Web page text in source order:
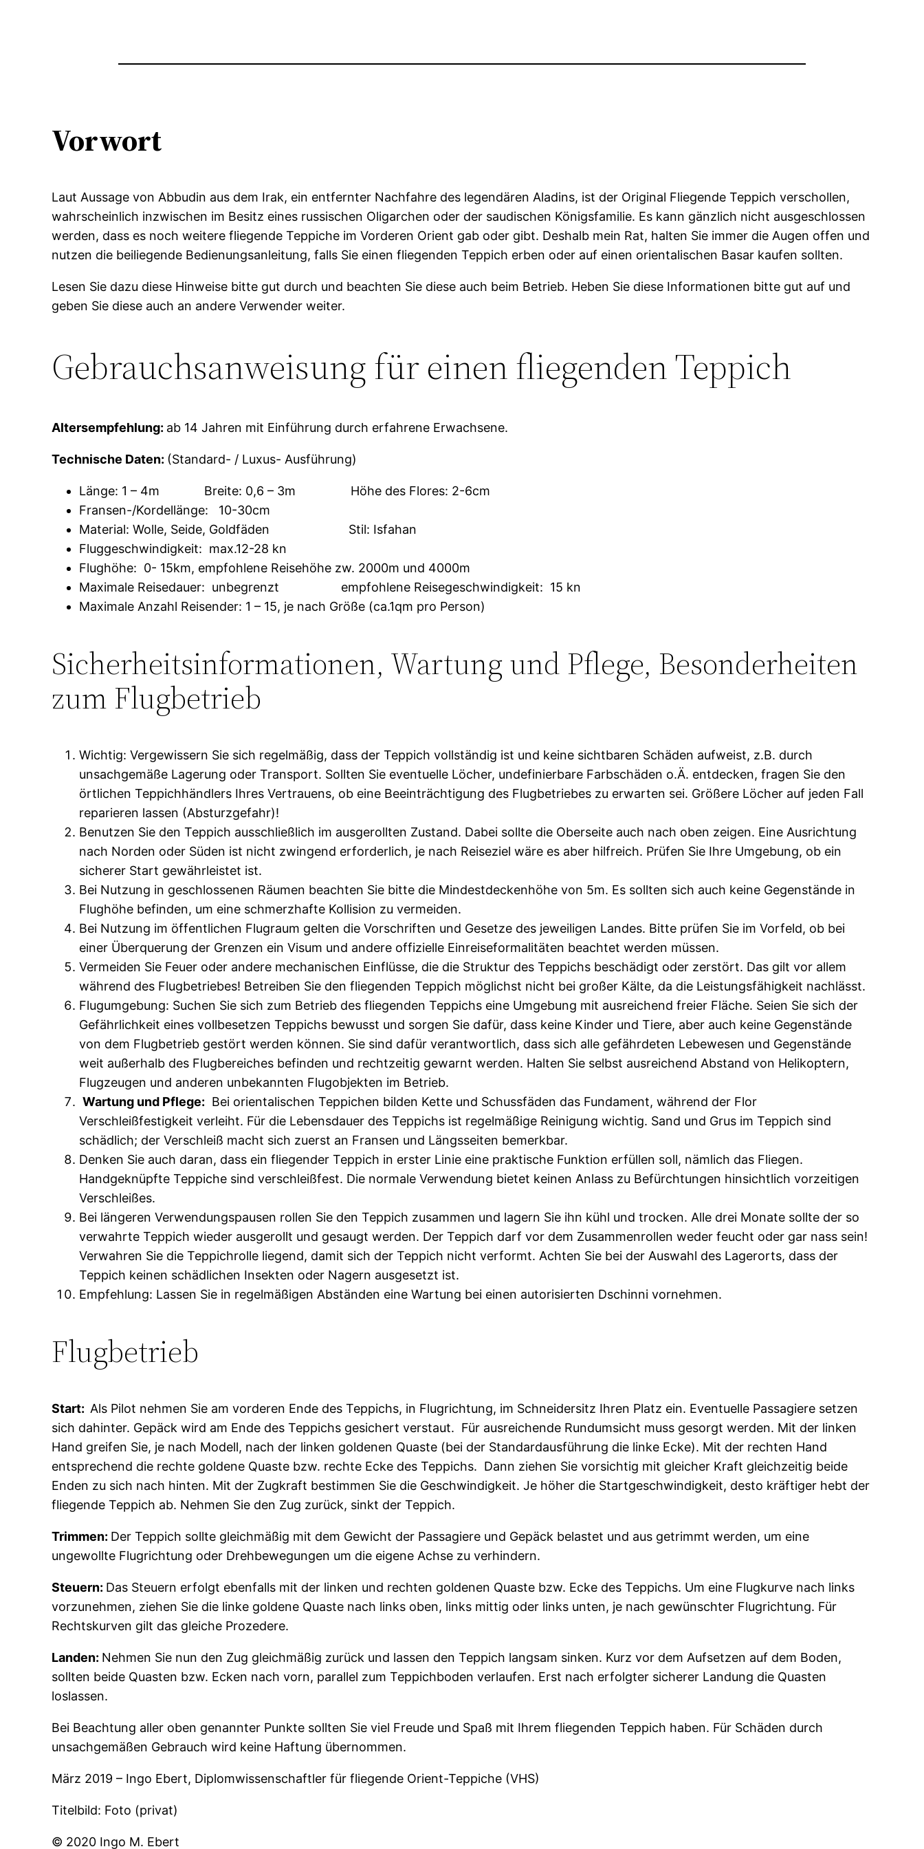
Vorwort
Laut Aussage von Abbudin aus dem Irak, ein entfernter Nachfahre des legendären Aladins, ist der Original Fliegende Teppich verschollen,
wahrscheinlich inzwischen im Besitz eines russischen Oligarchen oder der saudischen Königsfamilie. Es kann gänzlich nicht ausgeschlossen
werden, dass es noch weitere fliegende Teppiche im Vorderen Orient gab oder gibt. Deshalb mein Rat, halten Sie immer die Augen offen und
nutzen die beiliegende Bedienungsanleitung, falls Sie einen fliegenden Teppich erben oder auf einen orientalischen Basar kaufen sollten.
Lesen Sie dazu diese Hinweise bitte gut durch und beachten Sie diese auch beim Betrieb. Heben Sie diese Informationen bitte gut auf und
geben Sie diese auch an andere Verwender weiter.
Gebrauchsanweisung für einen fliegenden Teppich
Altersempfehlung: ab 14 Jahren mit Einführung durch erfahrene Erwachsene.
Technische Daten: (Standard- / Luxus- Ausführung)
Länge: 1 – 4m Breite: 0,6 – 3m Höhe des Flores: 2-6cm
Fransen-/Kordellänge: 10-30cm
Material: Wolle, Seide, Goldfäden Stil: Isfahan
Fluggeschwindigkeit: max.12-28 kn
Flughöhe: 0- 15km, empfohlene Reisehöhe zw. 2000m und 4000m
Maximale Reisedauer: unbegrenzt empfohlene Reisegeschwindigkeit: 15 kn
Maximale Anzahl Reisender: 1 – 15, je nach Größe (ca.1qm pro Person)
Sicherheitsinformationen, Wartung und Pflege, Besonderheiten
zum Flugbetrieb
Wichtig: Vergewissern Sie sich regelmäßig, dass der Teppich vollständig ist und keine sichtbaren Schäden aufweist, z.B. durch
unsachgemäße Lagerung oder Transport. Sollten Sie eventuelle Löcher, undefinierbare Farbschäden o.Ä. entdecken, fragen Sie den
örtlichen Teppichhändlers Ihres Vertrauens, ob eine Beeinträchtigung des Flugbetriebes zu erwarten sei. Größere Löcher auf jeden Fall
reparieren lassen (Absturzgefahr)!
Benutzen Sie den Teppich ausschließlich im ausgerollten Zustand. Dabei sollte die Oberseite auch nach oben zeigen. Eine Ausrichtung
nach Norden oder Süden ist nicht zwingend erforderlich, je nach Reiseziel wäre es aber hilfreich. Prüfen Sie Ihre Umgebung, ob ein
sicherer Start gewährleistet ist.
Bei Nutzung in geschlossenen Räumen beachten Sie bitte die Mindestdeckenhöhe von 5m. Es sollten sich auch keine Gegenstände in
Flughöhe befinden, um eine schmerzhafte Kollision zu vermeiden.
Bei Nutzung im öffentlichen Flugraum gelten die Vorschriften und Gesetze des jeweiligen Landes. Bitte prüfen Sie im Vorfeld, ob bei
einer Überquerung der Grenzen ein Visum und andere offizielle Einreiseformalitäten beachtet werden müssen.
Vermeiden Sie Feuer oder andere mechanischen Einflüsse, die die Struktur des Teppichs beschädigt oder zerstört. Das gilt vor allem
während des Flugbetriebes! Betreiben Sie den fliegenden Teppich möglichst nicht bei großer Kälte, da die Leistungsfähigkeit nachlässt.
Flugumgebung: Suchen Sie sich zum Betrieb des fliegenden Teppichs eine Umgebung mit ausreichend freier Fläche. Seien Sie sich der
Gefährlichkeit eines vollbesetzen Teppichs bewusst und sorgen Sie dafür, dass keine Kinder und Tiere, aber auch keine Gegenstände
von dem Flugbetrieb gestört werden können. Sie sind dafür verantwortlich, dass sich alle gefährdeten Lebewesen und Gegenstände
weit außerhalb des Flugbereiches befinden und rechtzeitig gewarnt werden. Halten Sie selbst ausreichend Abstand von Helikoptern,
Flugzeugen und anderen unbekannten Flugobjekten im Betrieb.
Wartung und Pflege: Bei orientalischen Teppichen bilden Kette und Schussfäden das Fundament, während der Flor
Verschleißfestigkeit verleiht. Für die Lebensdauer des Teppichs ist regelmäßige Reinigung wichtig. Sand und Grus im Teppich sind
schädlich; der Verschleiß macht sich zuerst an Fransen und Längsseiten bemerkbar.
Denken Sie auch daran, dass ein fliegender Teppich in erster Linie eine praktische Funktion erfüllen soll, nämlich das Fliegen.
Handgeknüpfte Teppiche sind verschleißfest. Die normale Verwendung bietet keinen Anlass zu Befürchtungen hinsichtlich vorzeitigen
Verschleißes.
Bei längeren Verwendungspausen rollen Sie den Teppich zusammen und lagern Sie ihn kühl und trocken. Alle drei Monate sollte der so
verwahrte Teppich wieder ausgerollt und gesaugt werden. Der Teppich darf vor dem Zusammenrollen weder feucht oder gar nass sein!
Verwahren Sie die Teppichrolle liegend, damit sich der Teppich nicht verformt. Achten Sie bei der Auswahl des Lagerorts, dass der
Teppich keinen schädlichen Insekten oder Nagern ausgesetzt ist.
Empfehlung: Lassen Sie in regelmäßigen Abständen eine Wartung bei einen autorisierten Dschinni vornehmen.
Flugbetrieb
Start: Als Pilot nehmen Sie am vorderen Ende des Teppichs, in Flugrichtung, im Schneidersitz Ihren Platz ein. Eventuelle Passagiere setzen
sich dahinter. Gepäck wird am Ende des Teppichs gesichert verstaut. Für ausreichende Rundumsicht muss gesorgt werden. Mit der linken
Hand greifen Sie, je nach Modell, nach der linken goldenen Quaste (bei der Standardausführung die linke Ecke). Mit der rechten Hand
entsprechend die rechte goldene Quaste bzw. rechte Ecke des Teppichs. Dann ziehen Sie vorsichtig mit gleicher Kraft gleichzeitig beide
Enden zu sich nach hinten. Mit der Zugkraft bestimmen Sie die Geschwindigkeit. Je höher die Startgeschwindigkeit, desto kräftiger hebt der
fliegende Teppich ab. Nehmen Sie den Zug zurück, sinkt der Teppich.
Trimmen: Der Teppich sollte gleichmäßig mit dem Gewicht der Passagiere und Gepäck belastet und aus getrimmt werden, um eine
ungewollte Flugrichtung oder Drehbewegungen um die eigene Achse zu verhindern.
Steuern: Das Steuern erfolgt ebenfalls mit der linken und rechten goldenen Quaste bzw. Ecke des Teppichs. Um eine Flugkurve nach links
vorzunehmen, ziehen Sie die linke goldene Quaste nach links oben, links mittig oder links unten, je nach gewünschter Flugrichtung. Für
Rechtskurven gilt das gleiche Prozedere.
Landen: Nehmen Sie nun den Zug gleichmäßig zurück und lassen den Teppich langsam sinken. Kurz vor dem Aufsetzen auf dem Boden,
sollten beide Quasten bzw. Ecken nach vorn, parallel zum Teppichboden verlaufen. Erst nach erfolgter sicherer Landung die Quasten
loslassen.
Bei Beachtung aller oben genannter Punkte sollten Sie viel Freude und Spaß mit Ihrem fliegenden Teppich haben. Für Schäden durch
unsachgemäßen Gebrauch wird keine Haftung übernommen.
März 2019 – Ingo Ebert, Diplomwissenschaftler für fliegende Orient-Teppiche (VHS)
Titelbild: Foto (privat)
© 2020 Ingo M. Ebert